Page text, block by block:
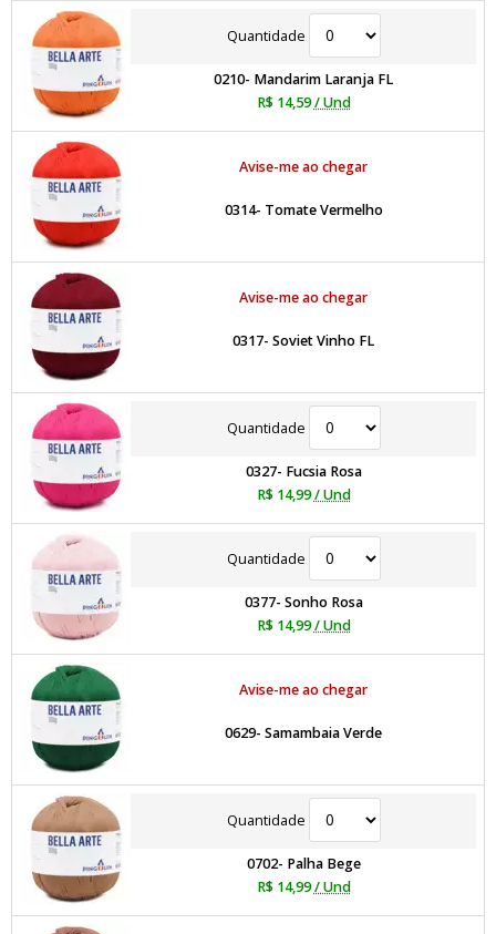
Quantidade
0210- Mandarim Laranja FL
R$ 14,59 / Und
Avise-me ao chegar
0314- Tomate Vermelho
Avise-me ao chegar
0317- Soviet Vinho FL
Quantidade
0327- Fucsia Rosa
R$ 14,99 / Und
Quantidade
0377- Sonho Rosa
R$ 14,99 / Und
Avise-me ao chegar
0629- Samambaia Verde
Quantidade
0702- Palha Bege
R$ 14,99 / Und